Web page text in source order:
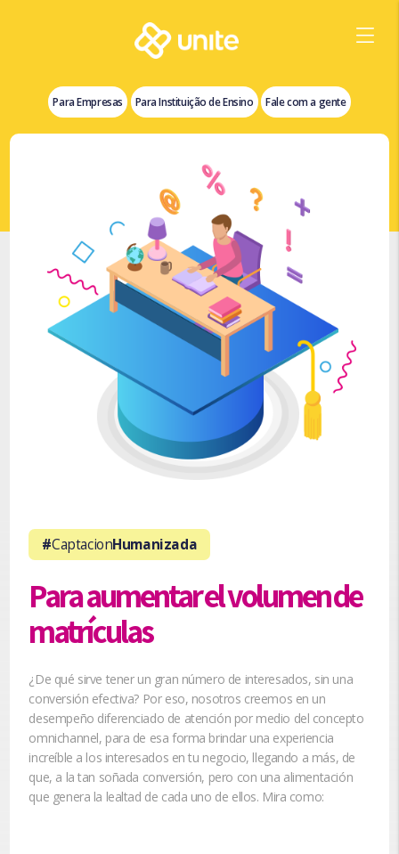
Para Empresas Para Instituição de Ensino Fale com a gente
Para aumentar el volumen de
matrículas
#CaptacionHumanizada
¿De qué sirve tener un gran número de interesados, sin una
conversión efectiva? Por eso, nosotros creemos en un
desempeño diferenciado de atención por medio del concepto
omnichannel, para de esa forma brindar una experiencia
increíble a los interesados en tu negocio, llegando a más, de
que, a la tan soñada conversión, pero con una alimentación
que genera la lealtad de cada uno de ellos. Mira como: